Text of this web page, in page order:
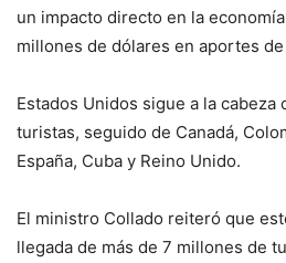
un impacto directo en la
millones de dólares en aportes
Estados Unidos sigue a la cabeza
turistas, seguido de Canadá,
España, Cuba y Reino Unido.
El ministro Collado reiteró que
llegada de más de 7 millones de